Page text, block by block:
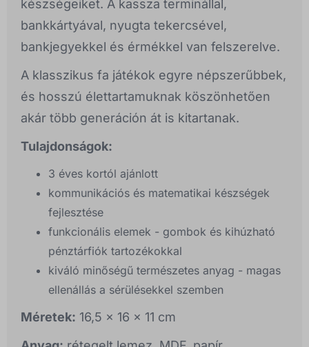
készségeiket. A kassza terminállal,
bankkártyával, nyugta tekercsével,
bankjegyekkel és érmékkel van felszerelve.
A klasszikus fa játékok egyre népszerűbbek,
és hosszú élettartamuknak köszönhetően
akár több generáción át is kitartanak.
Tulajdonságok:
3 éves kortól ajánlott
kommunikációs és matematikai készségek
fejlesztése
funkcionális elemek - gombok és kihúzható
pénztárfiók tartozékokkal
kiváló minőségű természetes anyag - magas
ellenállás a sérülésekkel szemben
Méretek: 16,5 x 16 x 11 cm